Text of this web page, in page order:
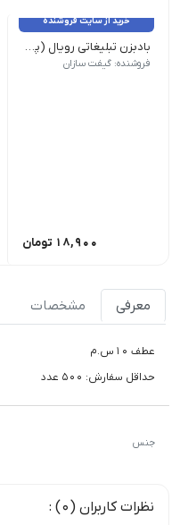
خرید از سایت فروشنده
بادبزن تبلیغاتی رویال (پلاستیکی) ابعاد کار چاپی : 12cm*16 cm | حداقل سفارش: 1000 عدد
فروشنده: گیفت سازان
18,900 تومان
معرفی مشخصات
عطف 10س.م
حداقل سفارش: 500 عدد
جنس
نظرات کاربران (0) :